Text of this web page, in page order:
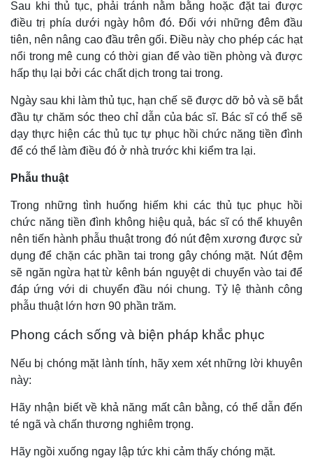
Sau khi thủ tục, phải tránh nằm bằng hoặc đặt tai được
điều trị phía dưới ngày hôm đó. Đối với những đêm đầu
tiên, nên nâng cao đầu trên gối. Điều này cho phép các hạt
nổi trong mê cung có thời gian để vào tiền phòng và được
hấp thụ lại bởi các chất dịch trong tai trong.
Ngày sau khi làm thủ tục, hạn chế sẽ được dỡ bỏ và sẽ bắt
đầu tự chăm sóc theo chỉ dẫn của bác sĩ. Bác sĩ có thể sẽ
dạy thực hiện các thủ tục tự phục hồi chức năng tiền đình
để có thể làm điều đó ở nhà trước khi kiểm tra lại.
Phẫu thuật
Trong những tình huống hiếm khi các thủ tục phục hồi
chức năng tiền đình không hiệu quả, bác sĩ có thể khuyên
nên tiến hành phẫu thuật trong đó nút đệm xương được sử
dụng để chặn các phần tai trong gây chóng mặt. Nút đệm
sẽ ngăn ngừa hạt từ kênh bán nguyệt di chuyển vào tai để
đáp ứng với di chuyển đầu nói chung. Tỷ lệ thành công
phẫu thuật lớn hơn 90 phần trăm.
Phong cách sống và biện pháp khắc phục
Nếu bị chóng mặt lành tính, hãy xem xét những lời khuyên
này:
Hãy nhận biết về khả năng mất cân bằng, có thể dẫn đến
té ngã và chấn thương nghiêm trọng.
Hãy ngồi xuống ngay lập tức khi cảm thấy chóng mặt.